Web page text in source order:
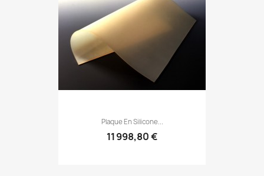
Plaque En Silicone...
11 998,80 €